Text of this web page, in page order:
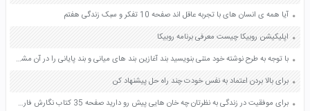
آیا همه ی انسان های با تجربه عاقل اند صفحه 10 تفکر و سبک زندگی هفتم
اپلیکیشن روبیکا چیست معرفی برنامه روبیکا
با توجه به طرح نوشته خود متنی بنویسید بند آغازین بند های میانی و بند پایانی را در آن مشخص کنید صفحه 24 و 25 کتاب نگارش یازدهم
برای بالا بردن اعتماد به نفس خودت چند راه حل پیشنهاد کن
برای موفقیت در زندگی به نظرتان چه خان هایی پیش رو دارید صفحه 35 کتاب نگارش فارسی ششم